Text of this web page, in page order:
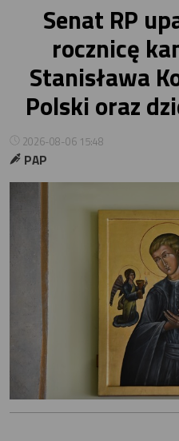
Senat RP
rocznicę
Stanisława
Polski oraz
2026-08-06 15:48
PAP